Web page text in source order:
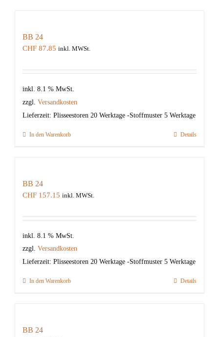
BB 24
CHF 87.85 inkl. MWSt.
inkl. 8.1 % MwSt.
zzgl. Versandkosten
Lieferzeit: Plisseestoren 20 Werktage -Stoffmuster 5 Werktage
In den Warenkorb Details
BB 24
CHF 157.15 inkl. MWSt.
inkl. 8.1 % MwSt.
zzgl. Versandkosten
Lieferzeit: Plisseestoren 20 Werktage -Stoffmuster 5 Werktage
In den Warenkorb Details
BB 24